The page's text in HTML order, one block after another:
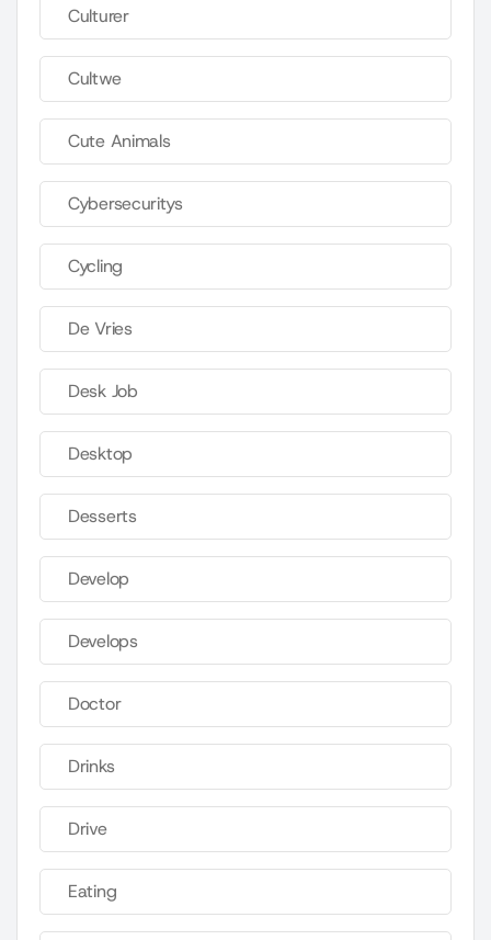
Culturer
Cultwe
Cute Animals
Cybersecuritys
Cycling
De Vries
Desk Job
Desktop
Desserts
Develop
Develops
Doctor
Drinks
Drive
Eating